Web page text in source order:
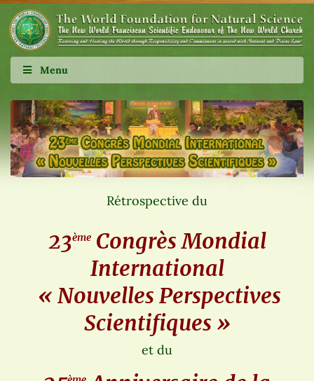
Menu
Rétrospective du
23èmeCongrès Mondial
International
« Nouvelles Perspectives
Scientifiques »
et du